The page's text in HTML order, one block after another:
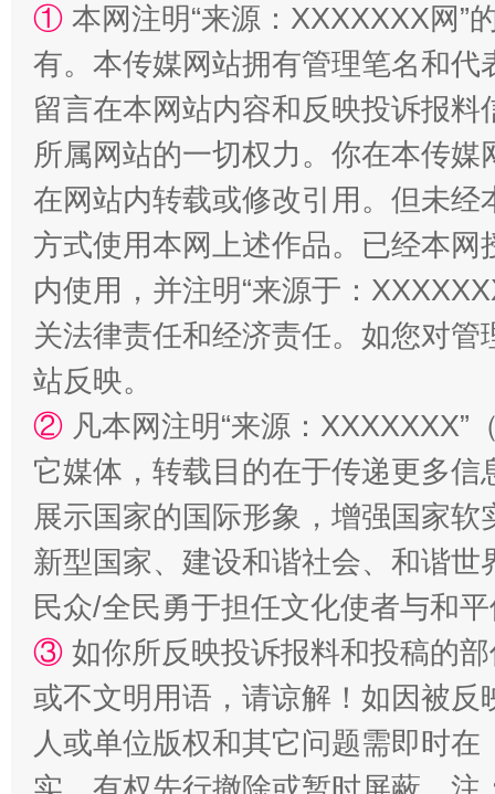
阿坝州三大球赛在茂县开幕 规模
扯下公款旅游的“隐身衣” 如何以
① 本网注明“来源：XXXXXXX网”
有。本传媒网站拥有管理笔名和
留言在本网站内容和反映投诉报
所属网站的一切权力。你在本传
在网站内转载或修改引用。但未
方式使用本网上述作品。已经本
内使用，并注明“来源于：
关法律责任和经济责任。如您对
站反映。
② 凡本网注明“来源：
它媒体，转载目的在于传递更多
展示国家的国际形象，增强国家
新型国家、建设和谐社会、和谐
民众/全民勇于担任文化使者与和
③ 如你所反映投诉报料和投稿的
或不文明用语，请谅解！如因被
人或单位版权和其它问题需即时在